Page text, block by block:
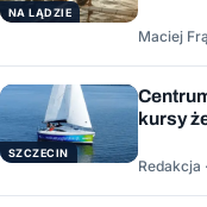
NA LĄDZIE
Maciej
SZCZECIN
kursy
Redakcja ·